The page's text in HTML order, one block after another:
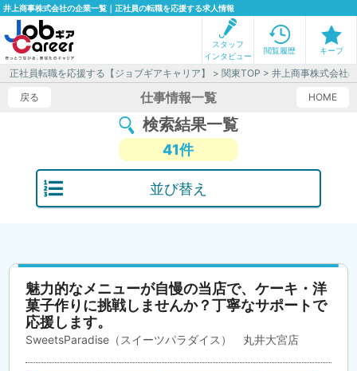
井上商事株式会社の企業一覧｜正社員の転職を応援する求人情報
スタッフ
インタビュー
閲覧履歴 キープ
正社員転職を応援する【ジョブギアキャリア】 >関東TOP > 井上商事株式会社
戻る
HOME
仕事情報一覧
検索結果一覧
41件
並び替え
魅力的なメニューが自慢の当店で、ケーキ・洋
菓子作りに挑戦しませんか？丁寧なサポートで
応援します。
SweetsParadise（スイーツパラダイス） 丸井大宮店